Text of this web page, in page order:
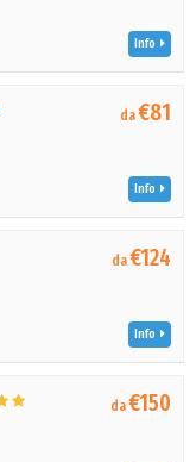
Info
da€81
Info
da€124
Info
da€150